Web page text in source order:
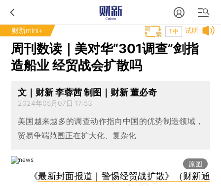
财新mini+ 试听
T中
周刊数读｜美对华“301调查”剑指
造船业 经贸战会扩散吗
文｜财新 李蓉茜 制图｜财新 董必奇
2024年05月07日 17:53
美国越来越多的调查动作指向中国的优势制造领域，
贸易争端范围正在扩大化、复杂化
原图
《最新封面报道｜警惕经贸战扩散》（财新通